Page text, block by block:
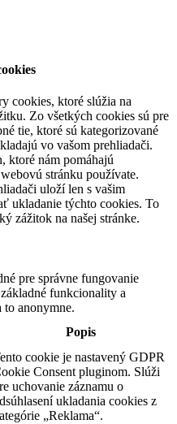
cookies, ktoré slúžia na
Zo všetkých cookies sú pre
tie, ktoré sú kategorizované
vo vašom prehliadači.
ktoré nám pomáhajú
stránku používate.
uloží len s vašim
ukladanie týchto cookies. To
zážitok na našej stránke.
pre správne fungovanie
funkcionality a
to anonymne.
Popis
cookie je nastavený GDPR
Consent pluginom. Slúži
uchovanie záznamu o
ukladania cookies z
„Reklama“.